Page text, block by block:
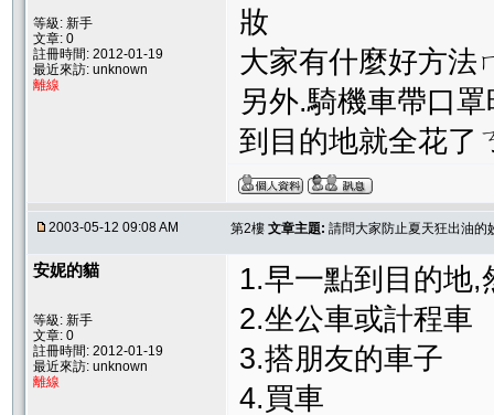
等級: 新手
文章: 0
註冊時間: 2012-01-19
最近來訪: unknown
離線
妝
大家有什麼好方法
另外.騎機車帶口
到目的地就全花了
2003-05-12 09:08 AM 第2樓 文章主題: 請問大家防止夏天狂出油的
安妮的貓
等級: 新手
文章: 0
註冊時間: 2012-01-19
最近來訪: unknown
離線
1.早一點到目的地,
2.坐公車或計程車
3.搭朋友的車子
4.買車